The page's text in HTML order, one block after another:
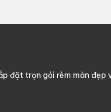
đặt trọn gói rèm màn